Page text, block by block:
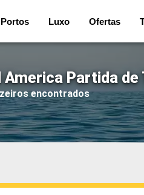
Portos Luxo Ofertas
Partida de
encontrados